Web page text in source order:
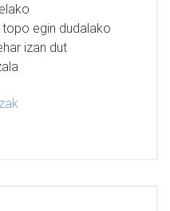
topo egin dudalako
izan dut